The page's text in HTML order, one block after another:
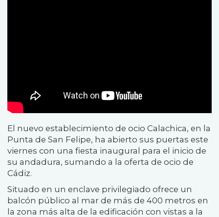
El nuevo establecimiento de ocio Calachica, en la
Punta de San Felipe, ha abierto sus puertas este
viernes con una fiesta inaugural para el inicio de
su andadura, sumando a la oferta de ocio de
Cádiz.
Situado en un enclave privilegiado ofrece un
balcón público al mar de más de 400 metros en
la zona más alta de la edificación con vistas a la